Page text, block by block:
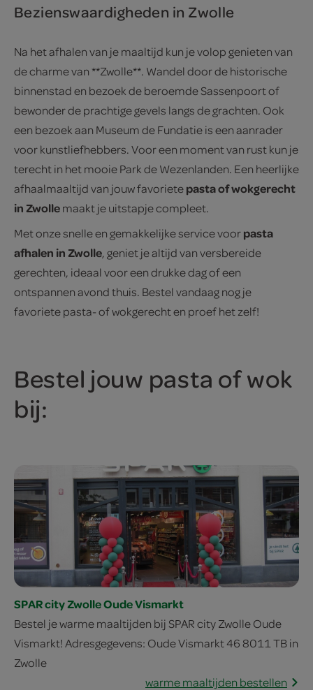
Bezienswaardigheden in Zwolle
Na het afhalen van je maaltijd kun je volop genieten van
de charme van **Zwolle**. Wandel door de historische
binnenstad en bezoek de beroemde Sassenpoort of
bewonder de prachtige gevels langs de grachten. Ook
een bezoek aan Museum de Fundatie is een aanrader
voor kunstliefhebbers. Voor een moment van rust kun je
terecht in het mooie Park de Wezenlanden. Een heerlijke
afhaalmaaltijd van jouw favorietepasta of wokgerecht
in Zwollemaakt je uitstapje compleet.
Met onze snelle en gemakkelijke service voorpasta
afhalen in Zwolle, geniet je altijd van versbereide
gerechten, ideaal voor een drukke dag of een
ontspannen avond thuis. Bestel vandaag nog je
favoriete pasta- of wokgerecht en proef het zelf!
Bestel jouw pasta of wok
bij:
SPAR city Zwolle Oude Vismarkt
Bestel je warme maaltijden bij SPAR city Zwolle Oude
Vismarkt! Adresgegevens: Oude Vismarkt 46 8011 TB in
Zwolle
warme maaltijden bestellen